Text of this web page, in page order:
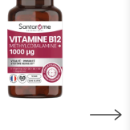
B12
1000 µg - 60
gélules
- Immunité
Nerveux
Mythylcobalamine